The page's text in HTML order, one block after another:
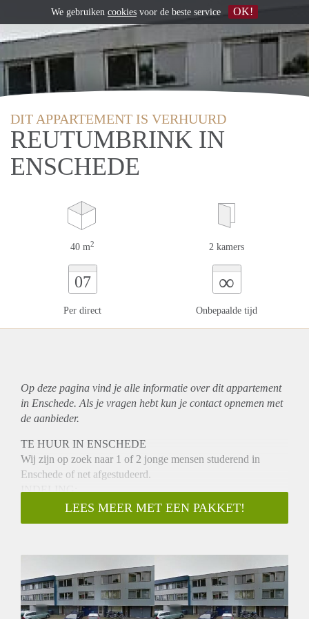
DIT APPARTEMENT IS VERHUURD
REUTUMBRINK IN
ENSCHEDE
40 m2 2 kamers
07
Per direct
∞
Onbepaalde tijd
Op deze pagina vind je alle informatie over ditappartement
in Enschede. Als je vragen hebt kun je contact opnemen met
de aanbieder.
TE HUUR IN ENSCHEDE
Wij zijn op zoek naar 1 of 2 jonge mensen studerend in
Enschede of net afgestudeerd.
INDELING:
Keurig gestoffeerd 2-kamer appartement. Het appartement is
netjes afgewerkt en voorzien van laminaat, lamellen en
Wasmachine en droger aanwezig (gezamenlijk gebruik).
BIJZONDERHEDEN:
- Te huur per 1 juni 2022
- Het appartement is geschikt voor 1 of 2 personen die een
LEES MEER MET EEN PAKKET!
We gebruiken cookies voor de beste service OK!